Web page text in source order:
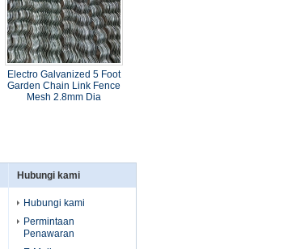
Electro Galvanized 5 Foot
Garden Chain Link Fence
Mesh 2.8mm Dia
Hubungi kami
Hubungi kami
Permintaan
Penawaran